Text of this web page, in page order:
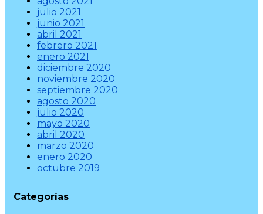
julio 2021
junio 2021
abril 2021
febrero 2021
enero 2021
diciembre 2020
noviembre 2020
septiembre 2020
agosto 2020
julio 2020
mayo 2020
abril 2020
marzo 2020
enero 2020
octubre 2019
Categorías